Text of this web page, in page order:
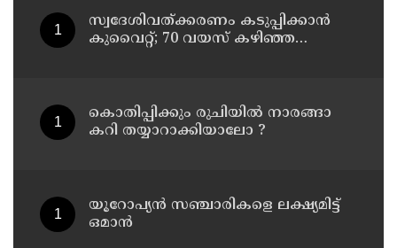
സ്വദേശിവത്ക്കരണം കടുപ്പിക്കാന്‍
കുവൈറ്റ്; 70 വയസ് കഴിഞ്ഞ
കൊതിപ്പിക്കും രുചിയിൽ നാരങ്ങാ
കറി തയ്യാറാക്കിയാലോ ?
യൂറോപ്യന്‍ സഞ്ചാരികളെ ലക്ഷ്യമിട്ട്
ഒമാന്‍